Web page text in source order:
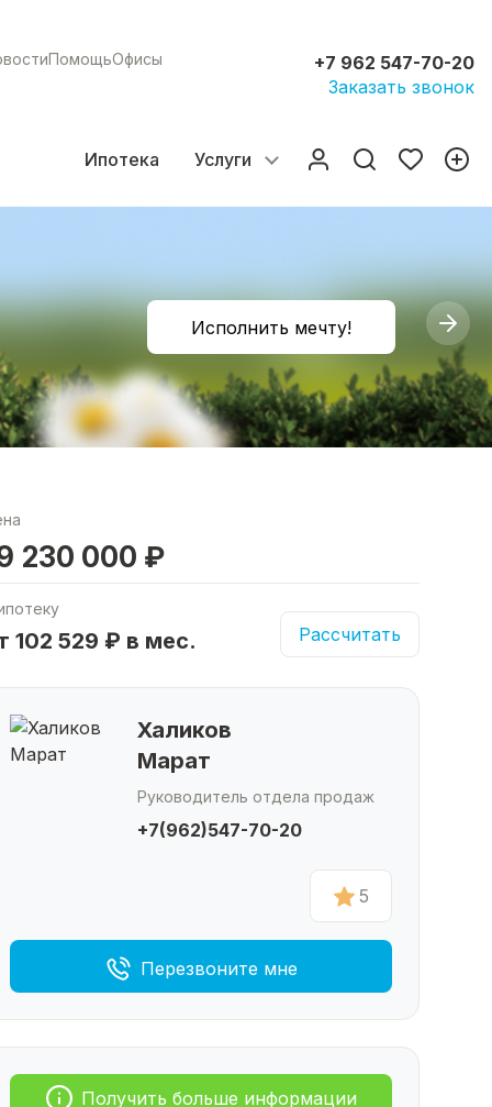
ПомощьОфисы
+7 962 547-70-20
Заказать звонок
Ипотека Услуги
Исполнить мечту!
230 000 ₽
102 529 ₽ в мес. Рассчитать
Халиков
Марат
Руководитель отдела продаж
+7(962)547-70-20
5
Перезвоните мне
Получить больше информации